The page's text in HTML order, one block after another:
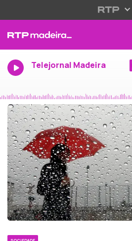
Telejornal Madeira